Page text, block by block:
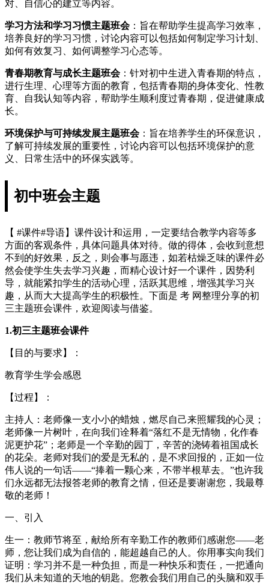
对、自信心的建立等内容。
学习方法和学习习惯主题班会：旨在帮助学生提高学习效率，
培养良好的学习习惯，讨论内容可以包括如何制定学习计划、
如何有效复习、如何调整学习心态等。
青春期教育与成长主题班会：针对初中生进入青春期的特点，
进行生理、心理等方面的教育，包括青春期的身体变化、性教
育、自我认知等内容，帮助学生顺利度过青春期，促进健康成
长。
环境保护与可持续发展主题班会：旨在培养学生的环保意识，
了解可持续发展的重要性，讨论内容可以包括环境保护的意
义、日常生活中的环保实践等。
初中班会主题
【 #课件#导语】课件设计和运用，一定要结合教学内容等多
方面的客观条件，具体问题具体对待。做的得体，会收到意想
不到的好效果，反之，则会事与愿违，如若枯燥乏味的课件必
然会使学生失去学习兴趣，而精心设计好一个课件，因势利
导，就能紧扣学生的活动心理，活跃其思维，增强其学习兴
趣，从而大大提高学生的积极性。下面是 考 网整理分享的初
三主题班会课件，欢迎阅读与借鉴。
1.初三主题班会课件
【目的与要求】：
教育学生学会感恩
【过程】：
主持人：老师像一支小小的蜡烛，燃尽自己来照耀我的心灵；
老师像一片树叶，在向我们诠释着“落红不是无情物，化作春
泥更护花”；老师是一个辛勤的园丁，辛苦的浇铸着祖国成长
的花朵。老师对我们的爱是无私的，是不求回报的，正如一位
伟人说的一句话——“捧着一颗心来，不带半根草去。”也许我
们永远都无法报答老师的教育之情，但还是要谢谢您，我最尊
敬的老师！
一、引入
生一：教师节将至，献给所有辛勤工作的教师们感谢您——老
师，您让我们成为自信的，能超越自己的人。你用事实向我们
证明：学习并不是一种负担，而是一种快乐和责任，一把通向
我们从未知道的天地的钥匙。您教会我们用自己的头脑和双手